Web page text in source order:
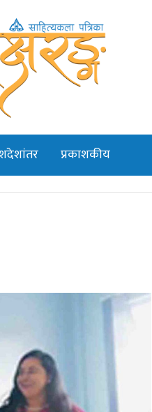
प्रकाशकीय